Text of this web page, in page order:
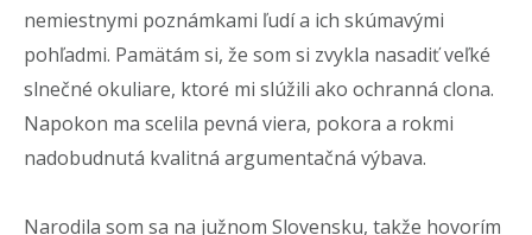
nemiestnymi poznámkami ľudí a ich skúmavými
pohľadmi. Pamätám si, že som si zvykla nasadiť veľké
slnečné okuliare, ktoré mi slúžili ako ochranná clona.
Napokon ma scelila pevná viera, pokora a rokmi
nadobudnutá kvalitná argumentačná výbava.
Narodila som sa na južnom Slovensku, takže hovorím